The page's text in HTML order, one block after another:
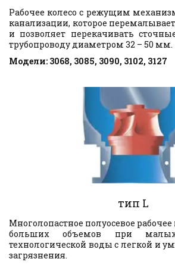
Рабочее колесо с режущим
канализации, которое
и позволяет перекачивать
трубопроводу диаметром 32 – 50 мм.
Модели: 3068, 3085, 3090, 3102, 3127
тип L
Многолопастное полуосевое
больших объемов при
технологической воды с легкой и
загрязнения.